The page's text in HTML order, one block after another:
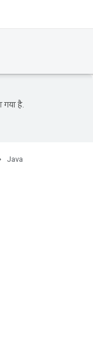
गया है.
Java